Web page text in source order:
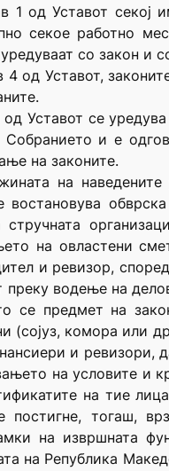
1 од Уставот секој
секое работно
со закон и
од Уставот,
од Уставот се
Собранието и е
на законите.
на
востановува
стручната
на овластени
и ревизор,
преку водење на
се предмет на
(сојуз, комора или
и ревизори,
на условите и
на тие
тогаш,
на извршната
на Република